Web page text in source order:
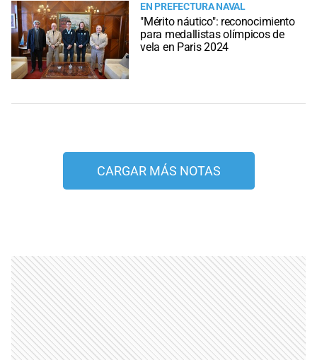
EN PREFECTURA NAVAL
"Mérito náutico": reconocimiento
para medallistas olímpicos de
vela en Paris 2024
CARGAR MÁS NOTAS